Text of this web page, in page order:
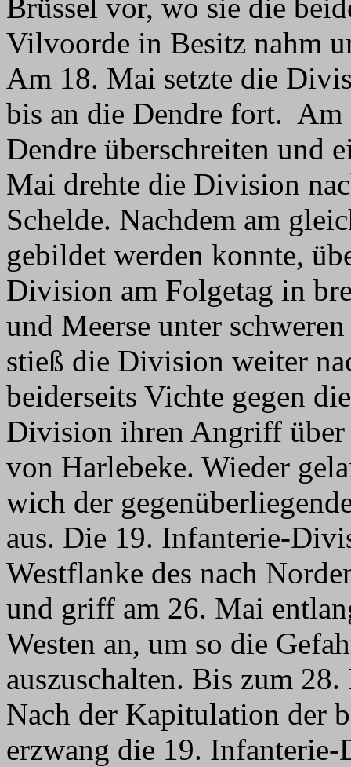
Brüssel vor, wo sie die
Vilvoorde in Besitz nahm
Am 18. Mai setzte die
bis an die Dendre fort.
Dendre überschreiten und
Mai drehte die Division
Schelde. Nachdem am
gebildet werden konnte,
Division am Folgetag in
und Meerse unter
stieß die Division weiter
beiderseits Vichte gegen
Division ihren Angriff
von Harlebeke. Wieder
wich der
aus. Die 19. Infanterie-
Westflanke des nach
und griff am 26. Mai
Westen an, um so die
auszuschalten. Bis zum
Nach der Kapitulation der
erzwang die 19.